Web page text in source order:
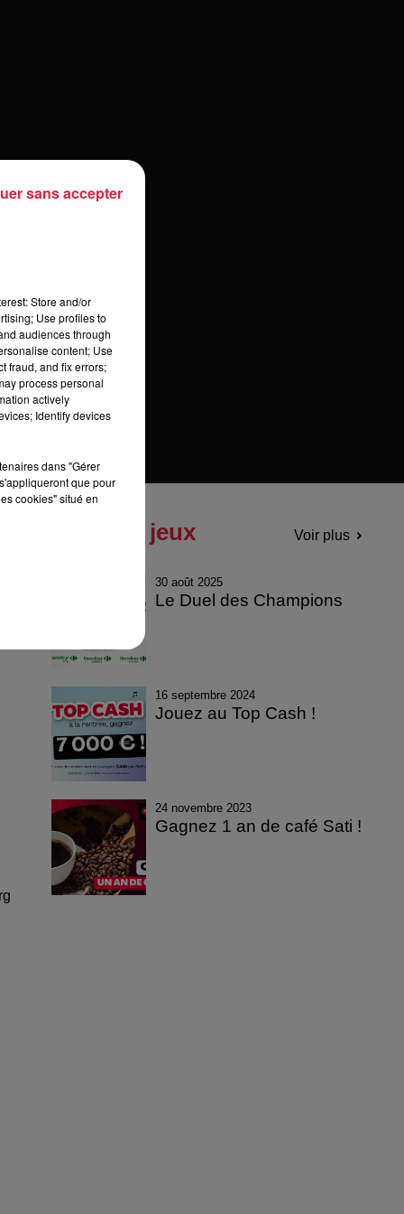
Tous les jeux Voir plus
30 août 2025
Le Duel des Champions
16 septembre 2024
Jouez au Top Cash !
24 novembre 2023
Gagnez 1 an de café Sati !
Store and/or
Use profiles to
audiences through
content; Use
fraud, and fix errors;
process personal
actively
Identify devices
dans "Gérer
que pour
cookies" situé en
sans accepter